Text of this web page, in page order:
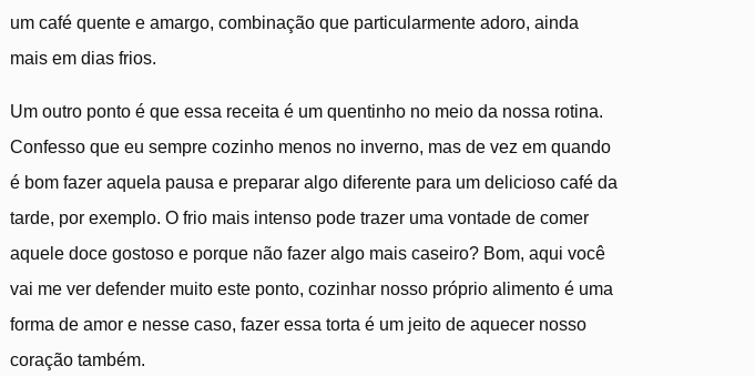
um café quente e amargo, combinação que particularmente adoro, ainda
mais em dias frios.
Um outro ponto é que essa receita é um quentinho no meio da nossa rotina.
Confesso que eu sempre cozinho menos no inverno, mas de vez em quando
é bom fazer aquela pausa e preparar algo diferente para um delicioso café da
tarde, por exemplo. O frio mais intenso pode trazer uma vontade de comer
aquele doce gostoso e porque não fazer algo mais caseiro? Bom, aqui você
vai me ver defender muito este ponto, cozinhar nosso próprio alimento é uma
forma de amor e nesse caso, fazer essa torta é um jeito de aquecer nosso
coração também.